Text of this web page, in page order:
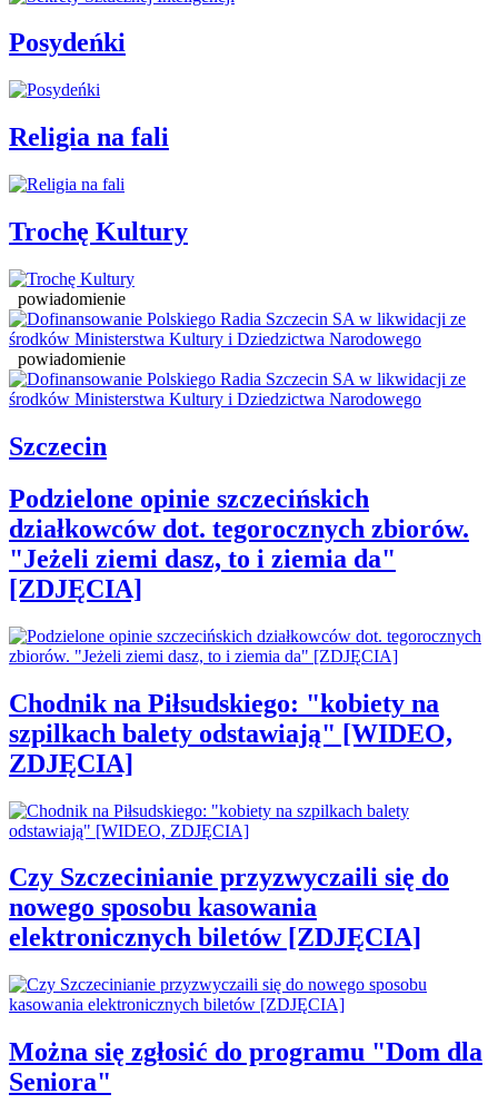
Posydeńki
Religia na fali
Trochę Kultury
powiadomienie
powiadomienie
Szczecin
Podzielone opinie szczecińskich
działkowców dot. tegorocznych zbiorów.
"Jeżeli ziemi dasz, to i ziemia da"
[ZDJĘCIA]
Chodnik na Piłsudskiego: "kobiety na
szpilkach balety odstawiają" [WIDEO,
ZDJĘCIA]
Czy Szczecinianie przyzwyczaili się do
nowego sposobu kasowania
elektronicznych biletów [ZDJĘCIA]
Można się zgłosić do programu "Dom dla
Seniora"